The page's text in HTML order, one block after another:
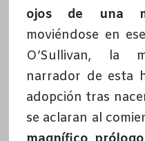
ojos de una
moviéndose en
O’Sullivan, la
narrador de esta
adopción tras
se aclaran al